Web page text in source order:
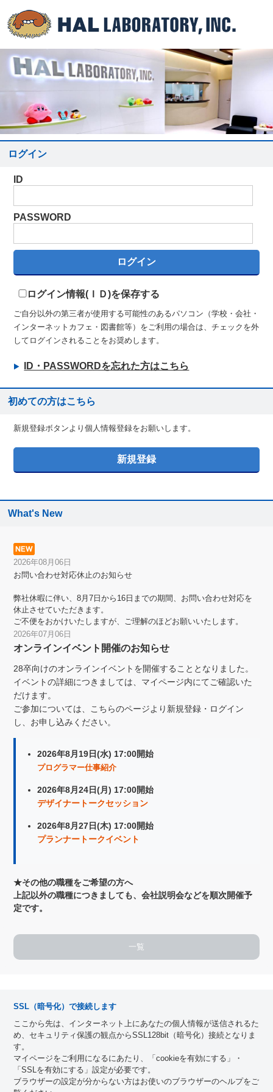
ログイン
ID
PASSWORD
ログイン情報(ＩＤ)を保存する
ご自分以外の第三者が使用する可能性のあるパソコン（学校・会社・
インターネットカフェ・図書館等）をご利用の場合は、チェックを外
してログインされることをお奨めします。
ID・PASSWORDを忘れた方はこちら
初めての方はこちら
新規登録ボタンより個人情報登録をお願いします。
What's New
2026年08月06日
お問い合わせ対応休止のお知らせ
弊社休暇に伴い、8月7日から16日までの期間、お問い合わせ対応を
休止させていただきます。
ご不便をおかけいたしますが、ご理解のほどお願いいたします。
2026年07月06日
オンラインイベント開催のお知らせ
28卒向けのオンラインイベントを開催することとなりました。
イベントの詳細につきましては、マイページ内にてご確認いた
だけます。
ご参加については、こちらのページより新規登録・ログイン
し、お申し込みください。
2026年8月19日(水) 17:00開始
プログラマー仕事紹介
2026年8月24日(月) 17:00開始
デザイナートークセッション
2026年8月27日(木) 17:00開始
プランナートークイベント
★その他の職種をご希望の方へ
上記以外の職種につきましても、会社説明会などを順次開催予
定です。
一覧
SSL（暗号化）で接続します
ここから先は、インターネット上にあなたの個人情報が送信されるた
め、セキュリティ保護の観点からSSL128bit（暗号化）接続となりま
す。
マイページをご利用になるにあたり、「cookieを有効にする」・
「SSLを有効にする」設定が必要です。
ブラウザーの設定が分からない方はお使いのブラウザーのヘルプをご